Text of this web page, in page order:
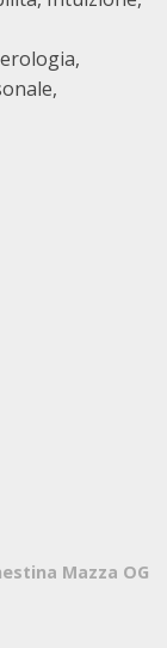
Mazza OG